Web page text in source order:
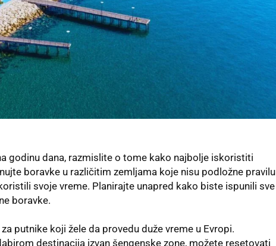
godinu dana, razmislite o tome kako najbolje iskoristiti
boravke u različitim zemljama koje nisu podložne pravilu
svoje vreme. Planirajte unapred kako biste ispunili sve
boravke.
putnike koji žele da provedu duže vreme u Evropi.
destinacija izvan šengenske zone, možete resetovati